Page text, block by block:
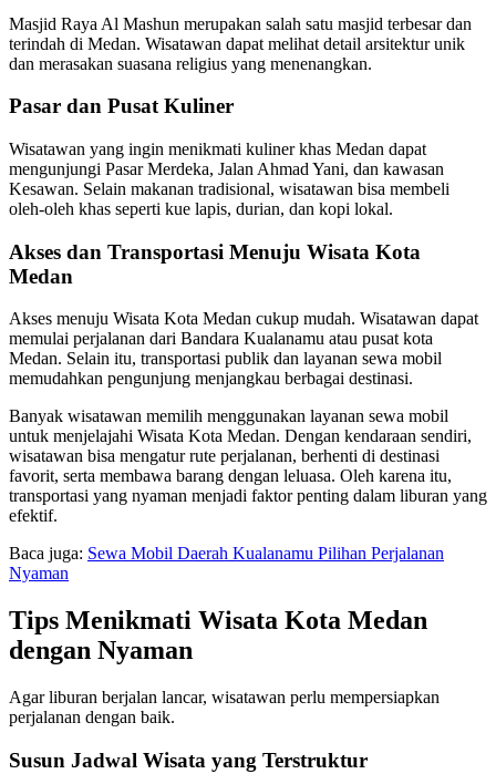
Masjid Raya Al Mashun merupakan salah satu masjid terbesar dan
terindah di Medan. Wisatawan dapat melihat detail arsitektur unik
dan merasakan suasana religius yang menenangkan.
Pasar dan Pusat Kuliner
Wisatawan yang ingin menikmati kuliner khas Medan dapat
mengunjungi Pasar Merdeka, Jalan Ahmad Yani, dan kawasan
Kesawan. Selain makanan tradisional, wisatawan bisa membeli
oleh-oleh khas seperti kue lapis, durian, dan kopi lokal.
Akses dan Transportasi Menuju Wisata Kota
Medan
Akses menuju Wisata Kota Medan cukup mudah. Wisatawan dapat
memulai perjalanan dari Bandara Kualanamu atau pusat kota
Medan. Selain itu, transportasi publik dan layanan sewa mobil
memudahkan pengunjung menjangkau berbagai destinasi.
Banyak wisatawan memilih menggunakan layanan sewa mobil
untuk menjelajahi Wisata Kota Medan. Dengan kendaraan sendiri,
wisatawan bisa mengatur rute perjalanan, berhenti di destinasi
favorit, serta membawa barang dengan leluasa. Oleh karena itu,
transportasi yang nyaman menjadi faktor penting dalam liburan yang
efektif.
Baca juga: Sewa Mobil Daerah Kualanamu Pilihan Perjalanan
Nyaman
Tips Menikmati Wisata Kota Medan
dengan Nyaman
Agar liburan berjalan lancar, wisatawan perlu mempersiapkan
perjalanan dengan baik.
Susun Jadwal Wisata yang Terstruktur